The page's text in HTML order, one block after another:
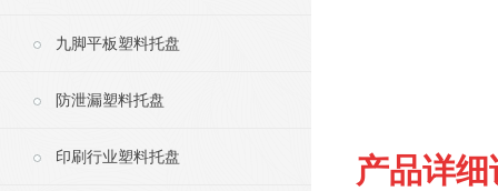
九脚平板塑料托盘
防泄漏塑料托盘
印刷行业塑料托盘 产品详